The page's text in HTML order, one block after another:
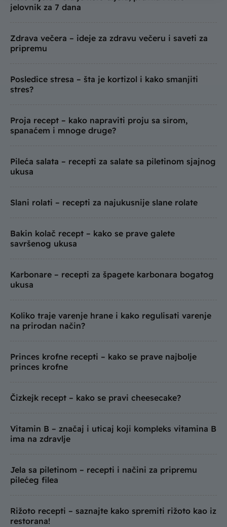
jelovnik za 7 dana
Zdrava večera – ideje za zdravu večeru i saveti za
pripremu
Posledice stresa – šta je kortizol i kako smanjiti
stres?
Proja recept – kako napraviti proju sa sirom,
spanaćem i mnoge druge?
Pileća salata – recepti za salate sa piletinom sjajnog
ukusa
Slani rolati – recepti za najukusnije slane rolate
Bakin kolač recept – kako se prave galete
savršenog ukusa
Karbonare – recepti za špagete karbonara bogatog
ukusa
Koliko traje varenje hrane i kako regulisati varenje
na prirodan način?
Princes krofne recepti – kako se prave najbolje
princes krofne
Čizkejk recept – kako se pravi cheesecake?
Vitamin B – značaj i uticaj koji kompleks vitamina B
ima na zdravlje
Jela sa piletinom – recepti i načini za pripremu
pilećeg filea
Rižoto recepti – saznajte kako spremiti rižoto kao iz
restorana!